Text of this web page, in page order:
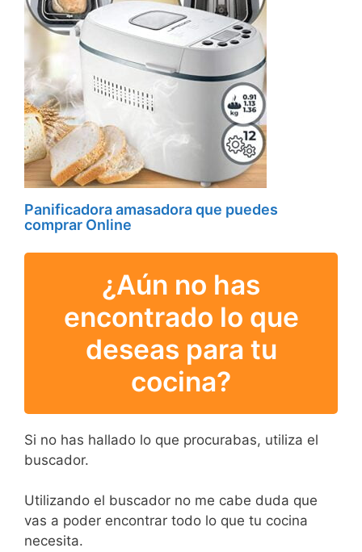
Panificadora amasadora que puedes
comprar Online
¿Aún no has
encontrado lo que
deseas para tu
cocina?
Si no has hallado lo que procurabas, utiliza el
buscador.
Utilizando el buscador no me cabe duda que
vas a poder encontrar todo lo que tu cocina
necesita.